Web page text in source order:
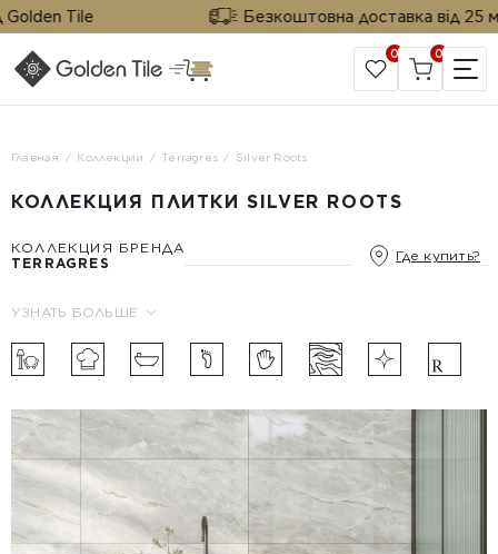
Tile Безкоштовна доставка від 25 м²
САЙТ КОМПАНИИ
0 0
Главная Коллекции Terragres Silver Roots
КОЛЛЕКЦИЯ ПЛИТКИ SILVER ROOTS
КОЛЛЕКЦИЯ БРЕНДА
TERRAGRES
Где купить?
УЗНАТЬ БОЛЬШЕ